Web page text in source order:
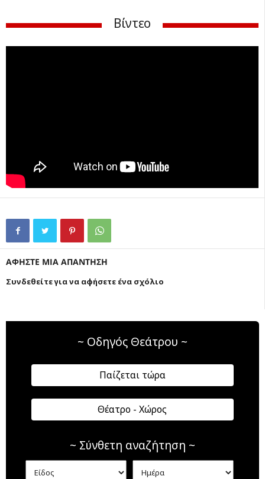
Βίντεο
ΑΦΗΣΤΕ ΜΙΑ ΑΠΑΝΤΗΣΗ
Συνδεθείτε για να αφήσετε ένα σχόλιο
~ Οδηγός Θεάτρου ~
Παίζεται τώρα
Θέατρο - Χώρος
~ Σύνθετη αναζήτηση ~